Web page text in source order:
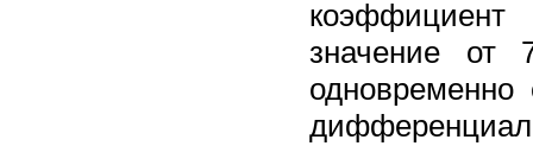
коэффициент
значение от